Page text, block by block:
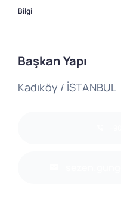
Bilgi
Başkan Yapı
Kadıköy / İSTANBUL